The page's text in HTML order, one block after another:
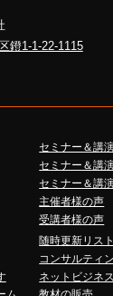
鐙1-1-22-1115
セミナー＆講
セミナー＆講
セミナー＆講
主催者様の声
受講者様の声
随時更新リスト
コンサルティ
ネットビジネ